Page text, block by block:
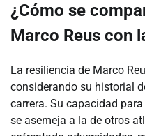
¿Cómo se
Marco Reus con
La resiliencia de Marco
considerando su historial
carrera. Su capacidad
se asemeja a la de otros